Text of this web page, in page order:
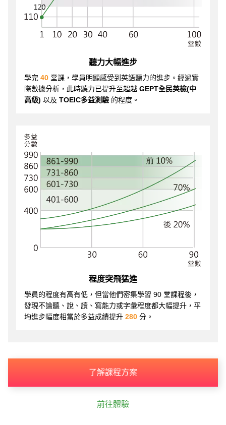
聽力大幅進步
學完 40 堂課，學員明顯感受到英語聽力的進步。經過實
際數據分析，此時聽力已提升至超越 GEPT全民英檢(中
高級) 以及 TOEIC多益測驗 的程度。
程度突飛猛進
學員的程度有高有低，但當他們密集學習 90 堂課程後，
發現不論聽、說、讀、寫能力或字彙程度都大幅提升，平
均進步幅度相當於多益成績提升 280 分。
了解課程方案
前往體驗